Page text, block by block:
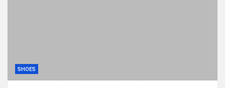
SHOES